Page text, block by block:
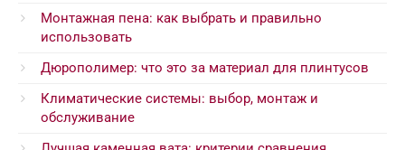
Монтажная пена: как выбрать и правильно
использовать
Дюрополимер: что это за материал для плинтусов
Климатические системы: выбор, монтаж и
обслуживание